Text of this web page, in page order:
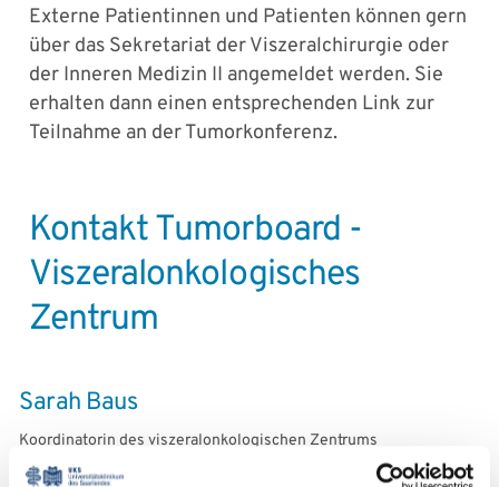
Externe Patientinnen und Patienten können gern
über das Sekretariat der Viszeralchirurgie oder
der Inneren Medizin II angemeldet werden. Sie
erhalten dann einen entsprechenden Link zur
Teilnahme an der Tumorkonferenz.
Kontakt Tumorboard -
Viszeralonkologisches
Zentrum
Sarah Baus
Koordinatorin des viszeralonkologischen Zentrums
Darmkrebszentrum am UKS